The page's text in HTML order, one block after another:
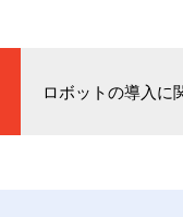
ロボットの導入に